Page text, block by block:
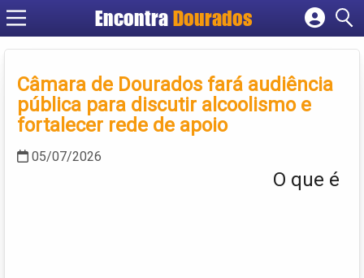
EncontraDourados
Cadastrar empresa
Criar conta
Câmara de Dourados fará audiência
pública para discutir alcoolismo e
fortalecer rede de apoio
05/07/2026
O que é